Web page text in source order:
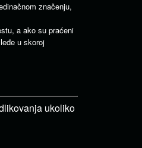
značenju,
a ako su praćeni
u skoroj
ukoliko